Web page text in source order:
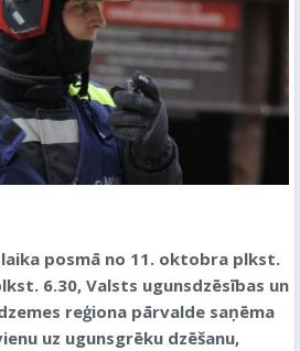
posmā no 11. oktobra plkst.
6.30, Valsts ugunsdzēsības un
reģiona pārvalde saņēma
uz ugunsgrēku dzēšanu,